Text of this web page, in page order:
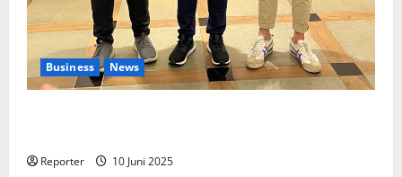
Business News
Reporter 10 Juni 2025